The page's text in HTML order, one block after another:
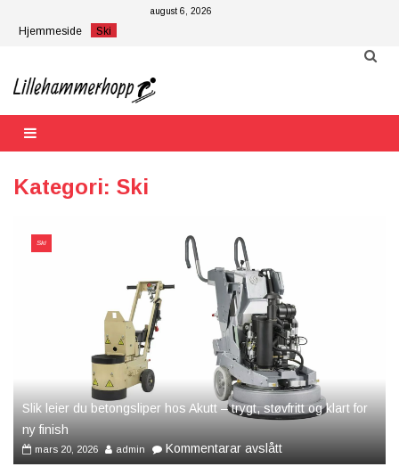
content
august 6, 2026
Hjemmeside Ski
Kategori: Ski
Ski
Slik leier du betongsliper hos Akutt – trygt, støvfritt og klart for
ny finish
mars 20, 2026 admin Kommentarar avslåttpå